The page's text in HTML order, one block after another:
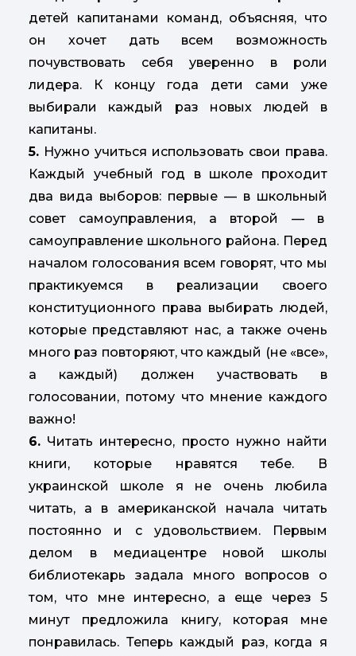
детей капитанами команд, объясняя, что
он хочет дать всем возможность
почувствовать себя уверенно в роли
лидера. К концу года дети сами уже
выбирали каждый раз новых людей в
капитаны.
5. Нужно учиться использовать свои права.
Каждый учебный год в школе проходит
два вида выборов: первые — в школьный
совет самоуправления, а второй — в
самоуправление школьного района. Перед
началом голосования всем говорят, что мы
практикуемся в реализации своего
конституционного права выбирать людей,
которые представляют нас, а также очень
много раз повторяют, что каждый (не «все»,
а каждый) должен участвовать в
голосовании, потому что мнение каждого
важно!
6. Читать интересно, просто нужно найти
книги, которые нравятся тебе. В
украинской школе я не очень любила
читать, а в американской начала читать
постоянно и с удовольствием. Первым
делом в медиацентре новой школы
библиотекарь задала много вопросов о
том, что мне интересно, а еще через 5
минут предложила книгу, которая мне
понравилась. Теперь каждый раз, когда я